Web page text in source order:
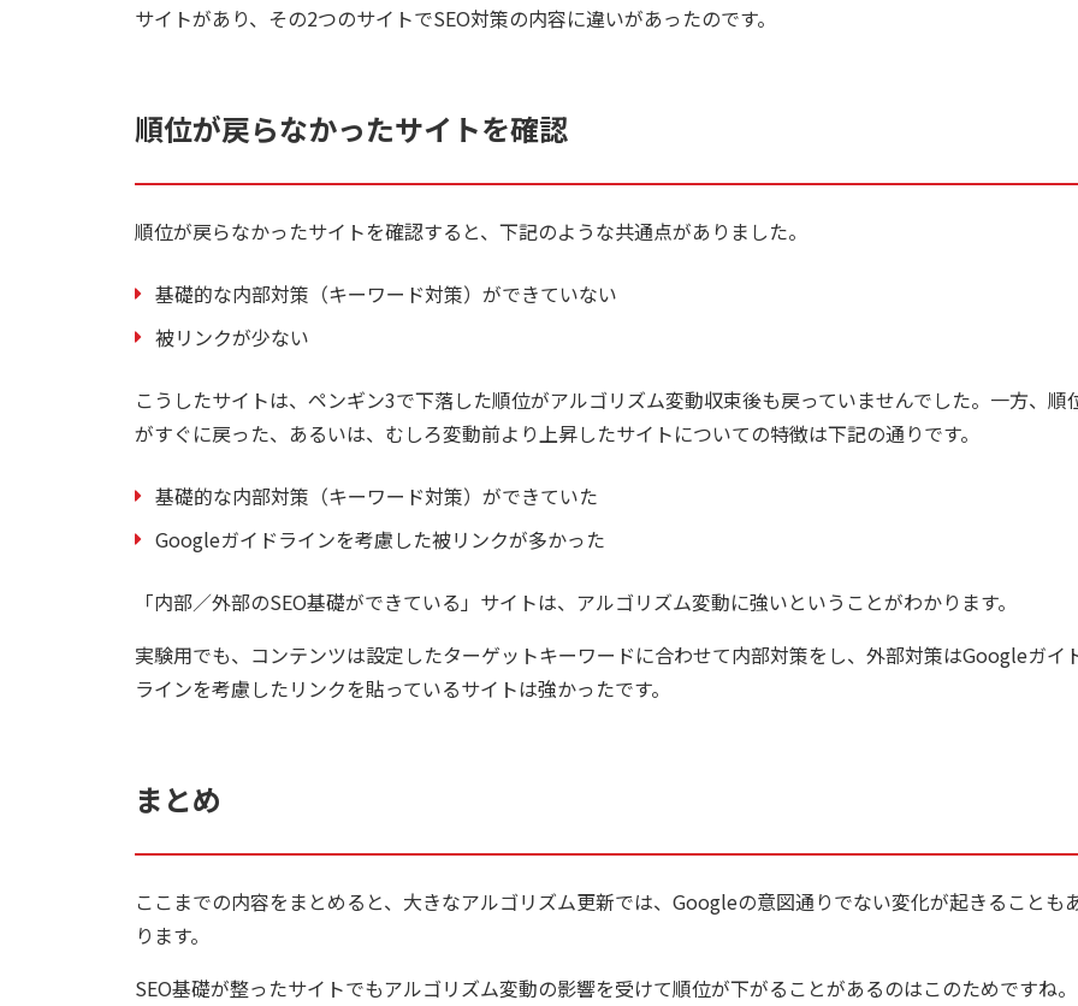
サイトがあり、その2つのサイトでSEO対策の内容に違いがあったのです。
順位が戻らなかったサイトを確認
順位が戻らなかったサイトを確認すると、下記のような共通点がありました。
基礎的な内部対策（キーワード対策）ができていない
被リンクが少ない
こうしたサイトは、ペンギン3で下落した順位がアルゴリズム変動収束後も戻っていませんでした。一方、順
がすぐに戻った、あるいは、むしろ変動前より上昇したサイトについての特徴は下記の通りです。
基礎的な内部対策（キーワード対策）ができていた
Googleガイドラインを考慮した被リンクが多かった
「内部／外部のSEO基礎ができている」サイトは、アルゴリズム変動に強いということがわかります。
実験用でも、コンテンツは設定したターゲットキーワードに合わせて内部対策をし、外部対策はGoogleガイ
ラインを考慮したリンクを貼っているサイトは強かったです。
まとめ
ここまでの内容をまとめると、大きなアルゴリズム更新では、Googleの意図通りでない変化が起きることも
ります。
SEO基礎が整ったサイトでもアルゴリズム変動の影響を受けて順位が下がることがあるのはこのためですね。